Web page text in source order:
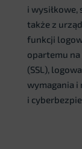
i
także z
funkcji
opartemu
(SSL),
wymagania i
i